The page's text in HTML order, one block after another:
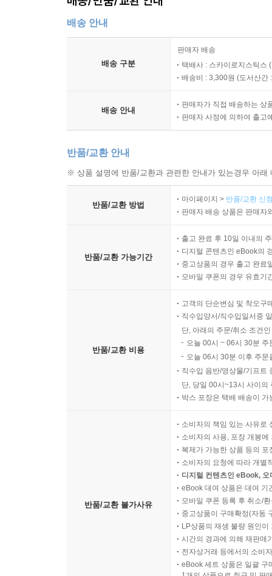
본 책의 저자인 김태영 이사님을 다시 만나게
이용하여 어려운 알고리즘을 쉽게 이해할 수
Keras를 이용하여 딥러닝에 입문하려는 사람
이해로 여행이 풍성해지듯이 김태영 이사님이
말해지는 경험을 하게 될 것이다. 멋진 책을 출간
케라스를 처음 시작할 때 가장 많은 도움을 받았
유재준 (카이스트)
배송 안내
배송 구분
판매자 배송
택배사 : 스카이로지스틱스
배송비 : 3,300원 (도서산간
배송 안내
판매자가 직접 배송하는 상
판매자 사정에 의하여 출고
반품/교환 안내
※ 상품 설명에 반품/교환과 관련한 안내가 있는경우 아
반품/교환 방법
마이페이지 > 반품/교환 신
판매자 배송 상품은 판매자
반품/교환 가능기간
출고 완료 후 10일 이내의
디지털 콘텐츠인 eBook의
중고상품의 경우 출고 완료
모바일 쿠폰의 경우 유효기
반품/교환 비용
고객의 단순변심 및 착오구
직수입양서/직수입일서중
단, 아래의 주문/취소 조건
오늘 00시 ~ 06시 30분
오늘 06시 30분 이후 주
직수입 음반/영상물/기프트
단, 당일 00시~13시 사이의
박스 포장은 택배 배송이
반품/교환 불가사유
소비자의 책임 있는 사유로
소비자의 사용, 포장 개봉
복제가 가능한 상품 등의
소비자의 요청에 따라 개별
디지털 컨텐츠인 eBook,
eBook 대여 상품은 대여 기
모바일 쿠폰 등록 후 취소/
중고상품이 구매확정(자동
LP상품의 재생 불량 원인
시간의 경과에 의해 재판매
전자상거래 등에서의 소비
eBook 세트 상품은 일괄 구